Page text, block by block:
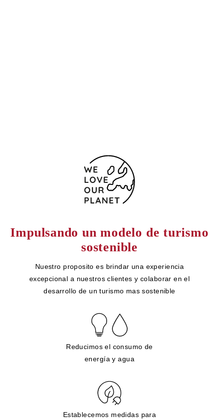
Impulsando un modelo de turismo
sostenible
Nuestro proposito es brindar una experiencia
excepcional a nuestros clientes y colaborar en el
desarrollo de un turismo mas sostenible
Reducimos el consumo de
energía y agua
Establecemos medidas para